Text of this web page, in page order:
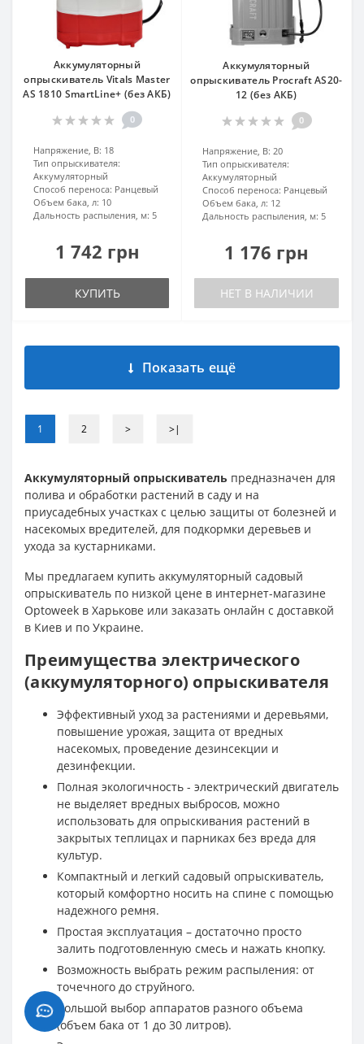
Аккумуляторный
опрыскиватель Vitals Master
AS 1810 SmartLine+ (без АКБ)
0
Напряжение, В: 18
Тип опрыскивателя:
Аккумуляторный
Способ переноса: Ранцевый
Объем бака, л: 10
Дальность распыления, м: 5
1 742 грн
КУПИТЬ
Аккумуляторный
опрыскиватель Procraft AS20-
12 (без АКБ)
0
Напряжение, В: 20
Тип опрыскивателя:
Аккумуляторный
Способ переноса: Ранцевый
Объем бака, л: 12
Дальность распыления, м: 5
1 176 грн
НЕТ В НАЛИЧИИ
Показать ещё
1 2 > >|
Аккумуляторный опрыскиватель предназначен для
полива и обработки растений в саду и на
приусадебных участках с целью защиты от болезней и
насекомых вредителей, для подкормки деревьев и
ухода за кустарниками.
Мы предлагаем купить аккумуляторный садовый
опрыскиватель по низкой цене в интернет-магазине
Optoweek в Харькове или заказать онлайн с доставкой
в Киев и по Украине.
Преимущества электрического
(аккумуляторного) опрыскивателя
Эффективный уход за растениями и деревьями,
повышение урожая, защита от вредных
насекомых, проведение дезинсекции и
дезинфекции.
Полная экологичность - электрический двигатель
не выделяет вредных выбросов, можно
использовать для опрыскивания растений в
закрытых теплицах и парниках без вреда для
культур.
Компактный и легкий садовый опрыскиватель,
который комфортно носить на спине с помощью
надежного ремня.
Простая эксплуатация – достаточно просто
залить подготовленную смесь и нажать кнопку.
Возможность выбрать режим распыления: от
точечного до струйного.
Большой выбор аппаратов разного объема
(объем бака от 1 до 30 литров).